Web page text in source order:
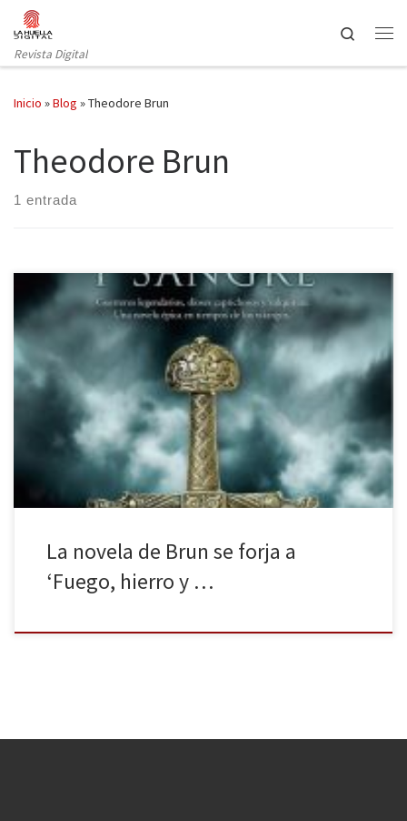
Saltar al contenido
Revista Digital
Search
Inicio »Blog »Theodore Brun
Theodore Brun
1 entrada
Fuego, hierro y sangre de Theodore Brun llega a nuestras librerías
de la mano de Ediciones B. Una novela histórica inspirada en los
pueblos escandinavos del siglo XIII, en la cual, el Ragnarök, los
dioses nórdicos o las leyendas ancestrales se alzarán como telón
de fondo en un mundo en el […]
La novela de Brun se forja a
‘Fuego, hierro y …